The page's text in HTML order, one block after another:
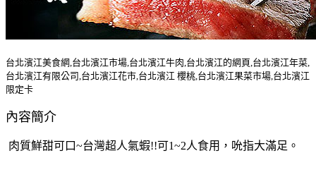
台北濱江美食網,台北濱江市場,台北濱江牛肉,台北濱江的網頁,台北濱江年菜,
台北濱江有限公司,台北濱江花市,台北濱江 櫻桃,台北濱江果菜市場,台北濱江
限定卡
內容簡介
肉質鮮甜可口~台灣超人氣蝦!!可1~2人食用，吮指大滿足。